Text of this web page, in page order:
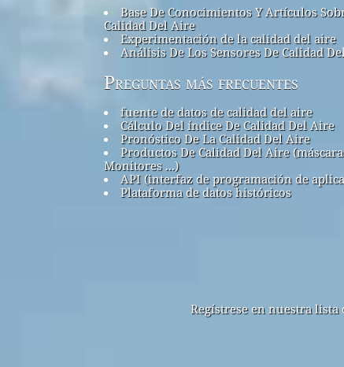
Base De Conocimientos Y Artículos
Calidad Del Aire
Experimentación de la calidad del aire
Análisis De Los Sensores De Calidad
Preguntas más frecuentes
fuente de datos de calidad del aire
Cálculo Del índice De Calidad Del Aire
Pronóstico De La Calidad Del Aire
Productos De Calidad Del Aire
Monitores ...)
API (interfaz de programación de
Plataforma de datos históricos
Regístrese en nuestra